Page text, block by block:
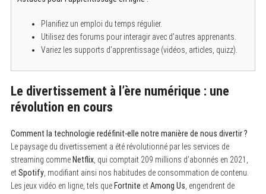
Planifiez un emploi du temps régulier.
Utilisez des forums pour interagir avec d’autres apprenants.
Variez les supports d’apprentissage (vidéos, articles, quizz).
Le divertissement à l’ère numérique : une
révolution en cours
Comment la technologie redéfinit-elle notre manière de nous divertir ?
Le paysage du divertissement a été révolutionné par les services de
streaming comme Netflix, qui comptait 209 millions d’abonnés en 2021,
etSpotify, modifiant ainsi nos habitudes de consommation de contenu.
Les jeux vidéo en ligne, tels que Fortnite etAmong Us , engendrent de